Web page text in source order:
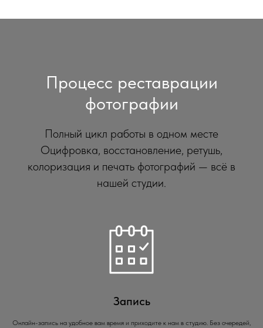
Процесс реставрации
фотографии
Полный цикл работы в одном месте
Оцифровка, восстановление, ретушь,
колоризация и печать фотографий — всё в
нашей студии.
Запись
Онлайн-запись на удобное вам время и приходите к нам в студию. Без очередей,